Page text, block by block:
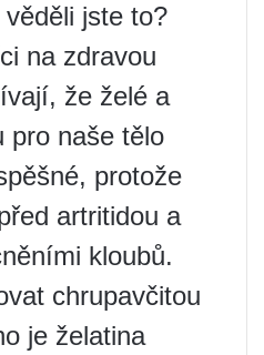
jste to?
na zdravou
že želé a
pro naše tělo
protože
artritidou a
kloubů.
chrupavčitou
je želatina